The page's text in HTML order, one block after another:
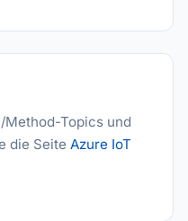
Topics und
die Seite Azure IoT